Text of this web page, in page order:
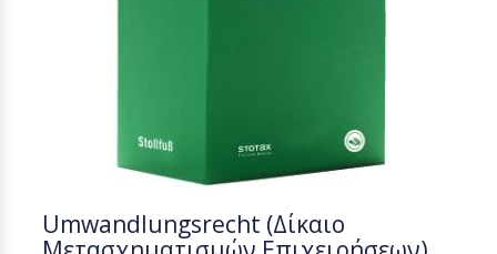
Umwandlungsrecht (Δίκαιο